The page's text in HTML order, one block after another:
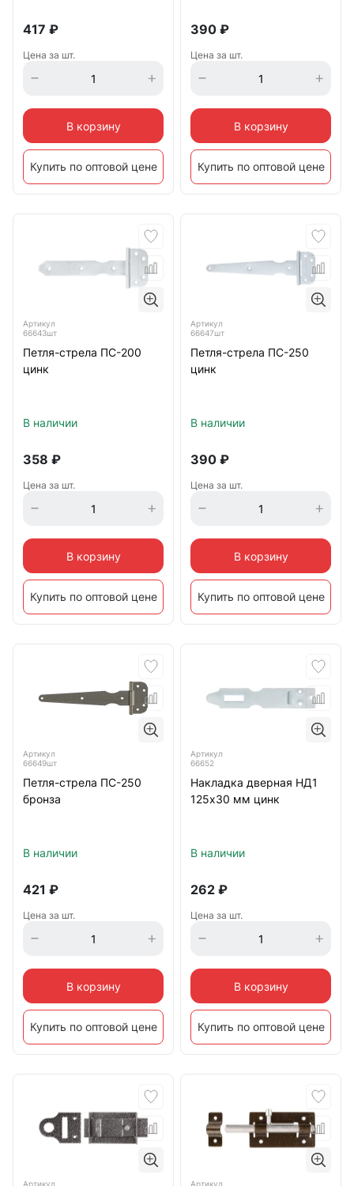
417 ₽
Цена за шт.
В корзину
Купить по оптовой цене
390 ₽
Цена за шт.
В корзину
Купить по оптовой цене
Артикул
66643шт
Петля-стрела ПС-200
цинк
В наличии
358 ₽
Цена за шт.
В корзину
Купить по оптовой цене
Артикул
66647шт
Петля-стрела ПС-250
цинк
В наличии
390 ₽
Цена за шт.
В корзину
Купить по оптовой цене
Артикул
66649шт
Петля-стрела ПС-250
бронза
В наличии
421 ₽
Цена за шт.
В корзину
Купить по оптовой цене
Артикул
66652
Накладка дверная НД1
125х30 мм цинк
В наличии
262 ₽
Цена за шт.
В корзину
Купить по оптовой цене
Артикул Артикул